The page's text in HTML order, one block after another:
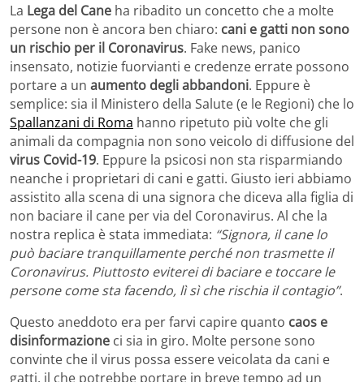
La Lega del Cane ha ribadito un concetto che a molte
persone non è ancora ben chiaro: cani e gatti non sono
un rischio per il Coronavirus. Fake news, panico
insensato, notizie fuorvianti e credenze errate possono
portare a un aumento degli abbandoni. Eppure è
semplice: sia il Ministero della Salute (e le Regioni) che lo
Spallanzani di Roma hanno ripetuto più volte che gli
animali da compagnia non sono veicolo di diffusione del
virus Covid-19. Eppure la psicosi non sta risparmiando
neanche i proprietari di cani e gatti. Giusto ieri abbiamo
assistito alla scena di una signora che diceva alla figlia di
non baciare il cane per via del Coronavirus. Al che la
nostra replica è stata immediata: “Signora, il cane lo
può baciare tranquillamente perché non trasmette il
Coronavirus. Piuttosto eviterei di baciare e toccare le
persone come sta facendo, lì sì che rischia il contagio”.
Questo aneddoto era per farvi capire quanto caos e
disinformazione ci sia in giro. Molte persone sono
convinte che il virus possa essere veicolata da cani e
gatti, il che potrebbe portare in breve tempo ad un